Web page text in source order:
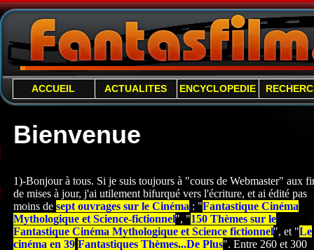
ACCUEIL ACTUALITES ENCYCLOPEDIE
Bienvenue
1)-Bonjour à tous. Si je suis toujours à "cours de Webmaster" aux
de mises à jour, j'ai utilement bifurqué vers l'écriture, et ai édité pas
moins de sept ouvrages sur le Cinéma : "Fantastique Cinéma
Mythologique et Science-fictionnel", "150 Thèmes sur le
Fantastique Cinéma Mythologique et Science fictionnel", et "Le
cinéma en 39 Fantastiques Thèmes...De Plus". Entre 260 et 300